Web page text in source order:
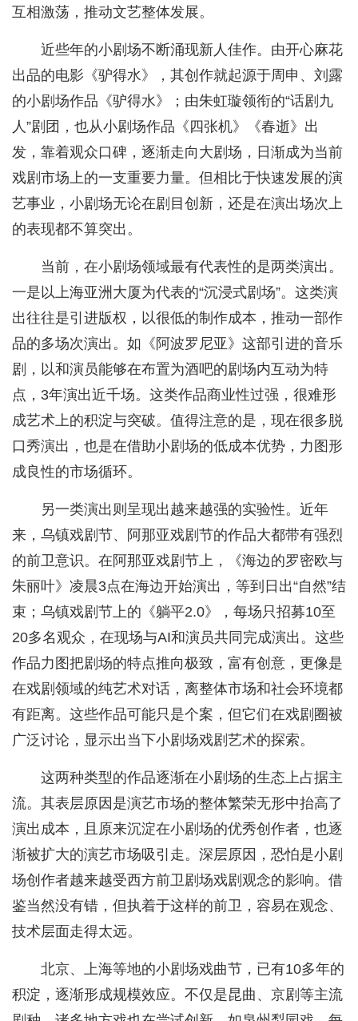
互相激荡，推动文艺整体发展。
近些年的小剧场不断涌现新人佳作。由开心麻花
出品的电影《驴得水》，其创作就起源于周申、刘露
的小剧场作品《驴得水》；由朱虹璇领衔的“话剧九
人”剧团，也从小剧场作品《四张机》《春逝》出
发，靠着观众口碑，逐渐走向大剧场，日渐成为当前
戏剧市场上的一支重要力量。但相比于快速发展的演
艺事业，小剧场无论在剧目创新，还是在演出场次上
的表现都不算突出。
当前，在小剧场领域最有代表性的是两类演出。
一是以上海亚洲大厦为代表的“沉浸式剧场”。这类演
出往往是引进版权，以很低的制作成本，推动一部作
品的多场次演出。如《阿波罗尼亚》这部引进的音乐
剧，以和演员能够在布置为酒吧的剧场内互动为特
点，3年演出近千场。这类作品商业性过强，很难形
成艺术上的积淀与突破。值得注意的是，现在很多脱
口秀演出，也是在借助小剧场的低成本优势，力图形
成良性的市场循环。
另一类演出则呈现出越来越强的实验性。近年
来，乌镇戏剧节、阿那亚戏剧节的作品大都带有强烈
的前卫意识。在阿那亚戏剧节上，《海边的罗密欧与
朱丽叶》凌晨3点在海边开始演出，等到日出“自然”结
束；乌镇戏剧节上的《躺平2.0》，每场只招募10至
20多名观众，在现场与AI和演员共同完成演出。这些
作品力图把剧场的特点推向极致，富有创意，更像是
在戏剧领域的纯艺术对话，离整体市场和社会环境都
有距离。这些作品可能只是个案，但它们在戏剧圈被
广泛讨论，显示出当下小剧场戏剧艺术的探索。
这两种类型的作品逐渐在小剧场的生态上占据主
流。其表层原因是演艺市场的整体繁荣无形中抬高了
演出成本，且原来沉淀在小剧场的优秀创作者，也逐
渐被扩大的演艺市场吸引走。深层原因，恐怕是小剧
场创作者越来越受西方前卫剧场戏剧观念的影响。借
鉴当然没有错，但执着于这样的前卫，容易在观念、
技术层面走得太远。
北京、上海等地的小剧场戏曲节，已有10多年的
积淀，逐渐形成规模效应。不仅是昆曲、京剧等主流